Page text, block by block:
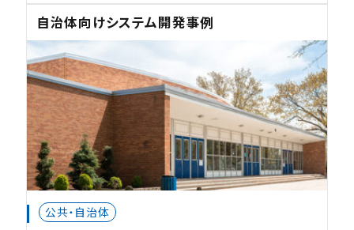
自治体向けシステム開発事例
公共・自治体